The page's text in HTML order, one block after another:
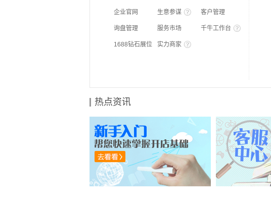
企业官网 生意参谋 客户管理
询盘管理 服务市场 千牛工作台
1688钻石展位 实力商家
热点资讯